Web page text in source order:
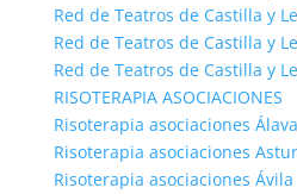
Red de Teatros de Castilla y
Red de Teatros de Castilla y
Red de Teatros de Castilla y
RISOTERAPIA ASOCIACIONES
Risoterapia asociaciones Álava
Risoterapia asociaciones
Risoterapia asociaciones Ávila